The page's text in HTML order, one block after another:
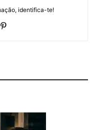
identifica-te!